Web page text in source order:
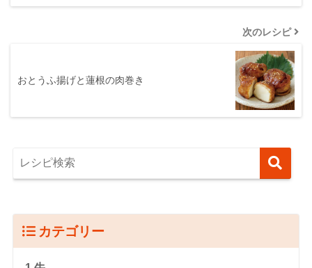
次のレシピ
おとうふ揚げと蓮根の肉巻き
カテゴリー